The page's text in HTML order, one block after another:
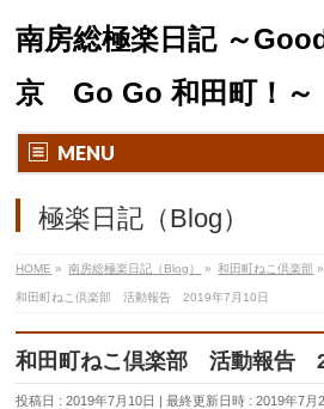
南房総極楽日記 ～
京 Go Go 和田町！～
MENU
極楽日記（Blog）
HOME » 南房総極楽日記（Blog） » 和田町ねこ倶楽部 »
和田町ねこ倶楽部 活動報告 2019年7月10日
和田町ねこ倶楽部 活動報告
投稿日 : 2019年7月10日 最終更新日時 : 2019年7月